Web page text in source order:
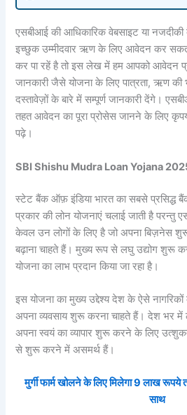
एसबीआई की आधिकारिक वेबसाइट या
इच्छुक उम्मीदवार ऋण के लिए आवेदन कर
कर पा रहें है तो इस लेख में हम आपको आवेदन
जानकारी जैसे योजना के लिए पात्रता, ऋण
दस्तावेज़ों के बारे में सम्पूर्ण जानकारी देंगे।
तहत आवेदन का पूरा प्रोसेस जानने के लिए
पढ़े।
SBI Shishu Mudra Loan Yojana
स्टेट बैंक ऑफ़ इंडिया भारत का सबसे प्रसिद्ध बैंक
प्रकार की लोन योजनाएं चलाई जाती है परन्तु
केवल उन लोगों के लिए है जो अपना बिज़नेस शुरू
बढ़ाना चाहते हैं। मुख्य रूप से लघु उद्योग शुरू
योजना का लाभ प्रदान किया जा रहा है।
इस योजना का मुख्य उद्देश्य देश के ऐसे
अपना व्यवसाय शुरू करना चाहते हैं। देश भर में
अपना स्वयं का व्यापार शुरू करने के लिए
से शुरू करने में असमर्थ हैं।
मुर्गी फार्म खोलने के लिए मिलेगा 9 लाख
साथ